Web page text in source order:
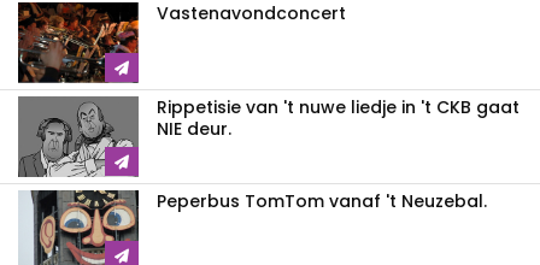
Vastenavondconcert
Rippetisie van 't nuwe liedje in 't CKB gaat
NIE deur.
Peperbus TomTom vanaf 't Neuzebal.